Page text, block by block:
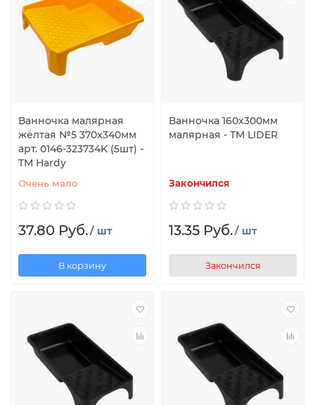
Ванночка малярная
жёлтая №5 370х340мм
арт. 0146-323734K (5шт) -
TM Hardy
Очень мало
37.80 Руб./ шт
В корзину
Ванночка 160х300мм
малярная - ТМ LIDER
Закончился
13.35 Руб./ шт
Закончился